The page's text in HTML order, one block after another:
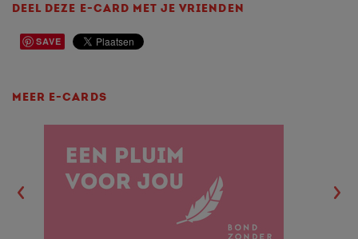
DEEL DEZE E-CARD MET JE VRIENDEN
SAVE
MEER E-CARDS